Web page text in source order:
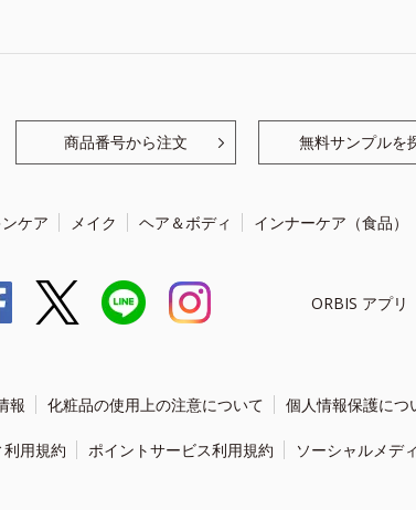
商品番号から注文 無料サンプルを
ケア メイク ヘア＆ボディ インナーケア（食品）
ORBIS アプリ
報 化粧品の使用上の注意について 個人情報保護につ
用規約 ポイントサービス利用規約 ソーシャルメデ